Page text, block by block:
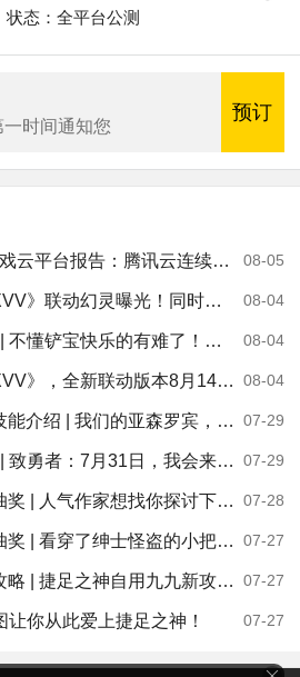
状态：全平台公测
时间通知您
预订
Omdia发布2026全球游戏云平台报告：腾讯云连续两年入选“领导者”象限 08-05
《龙魂旅人》x《DOAXVV》联动幻灵曝光！同时爱上三个格斗少女真的要藏好！ 08-04
《龙魂旅人》更新前瞻 | 不懂铲宝快乐的有难了！示巴女王8月7日登场！ 08-04
《龙魂旅人》x《DOAXVV》，全新联动版本8月14日见！ 08-04
《龙魂旅人》礼包码&技能介绍 | 我们的亚森罗宾，怎么会...乱发卡伤害别人呢！ 07-29
《龙魂旅人》更新前瞻 | 致勇者：7月31日，我会来盗走你的心！—绅士怪盗敬上 07-29
《龙魂旅人》礼包码&抽奖 | 人气作家想找你探讨下故事情节，有没有兴趣？ 07-28
《龙魂旅人》礼包码&抽奖 | 看穿了绅士怪盗的小把戏？给你卖个萌你就当无事发生吧！ 07-27
《龙魂旅人》礼包码&攻略 | 捷足之神自用九九新攻略，用过都说好！ 07-27
让你从此爱上捷足之神！ 07-27